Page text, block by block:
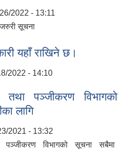
2022 - 13:11
सूचना
यहाँ राखिने छ।
2022 - 14:10
तथा पञ्जीकरण विभागको
लागि
2021 - 13:32
पञ्जीकरण विभागको सूचना सबैमा